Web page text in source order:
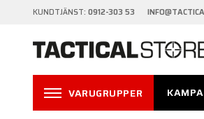
KUNDTJÄNST: 0912-303 53
VARUGRUPPER